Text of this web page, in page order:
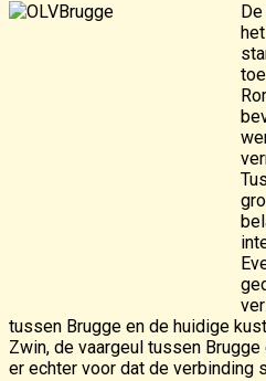
tussen Brugge en de huidige
Zwin, de vaargeul tussen
er echter voor dat de verbinding